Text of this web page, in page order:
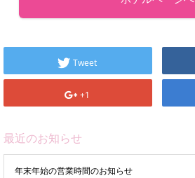
Tweet
+1
最近のお知らせ
年末年始の営業時間のお知らせ